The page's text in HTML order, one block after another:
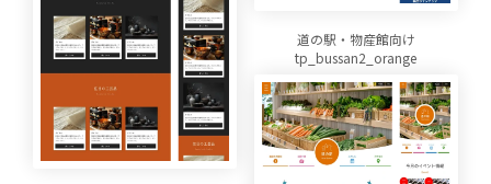
道の駅・物産館向け
tp_bussan2_orange